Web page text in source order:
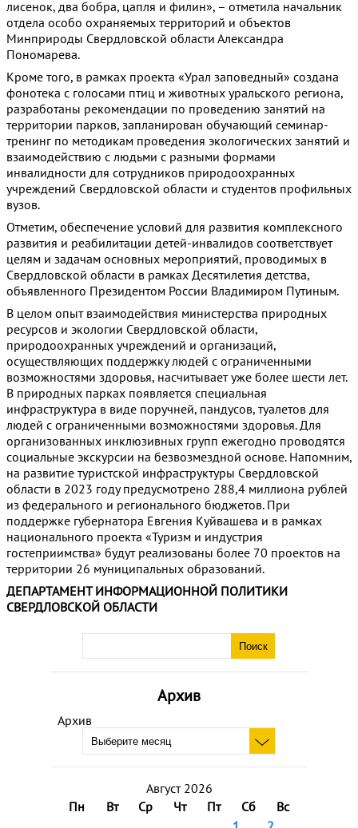
Архив
Архив
Август 2026
Пн
Вт Ср Чт Пт Сб
Вс
лисенок, два бобра, цапля и филин», – отметила начальник
отдела особо охраняемых территорий и объектов
Минприроды Свердловской области Александра
Пономарева.
Кроме того, в рамках проекта «Урал заповедный» создана
фонотека с голосами птиц и животных уральского региона,
разработаны рекомендации по проведению занятий на
территории парков, запланирован обучающий семинар-
тренинг по методикам проведения экологических занятий и
взаимодействию с людьми с разными формами
инвалидности для сотрудников природоохранных
учреждений Свердловской области и студентов профильных
вузов.
Отметим, обеспечение условий для развития комплексного
развития и реабилитации детей-инвалидов соответствует
целям и задачам основных мероприятий, проводимых в
Свердловской области в рамках Десятилетия детства,
объявленного Президентом России Владимиром Путиным.
В целом опыт взаимодействия министерства природных
ресурсов и экологии Свердловской области,
природоохранных учреждений и организаций,
осуществляющих поддержку людей с ограниченными
возможностями здоровья, насчитывает уже более шести лет.
В природных парках появляется специальная
инфраструктура в виде поручней, пандусов, туалетов для
людей с ограниченными возможностями здоровья. Для
организованных инклюзивных групп ежегодно проводятся
социальные экскурсии на безвозмездной основе. Напомним,
на развитие туристской инфраструктуры Свердловской
области в 2023 году предусмотрено 288,4 миллиона рублей
из федерального и регионального бюджетов. При
поддержке губернатора Евгения Куйвашева и в рамках
национального проекта «Туризм и индустрия
гостеприимства» будут реализованы более 70 проектов на
территории 26 муниципальных образований.
ДЕПАРТАМЕНТ ИНФОРМАЦИОННОЙ ПОЛИТИКИ
СВЕРДЛОВСКОЙ ОБЛАСТИ